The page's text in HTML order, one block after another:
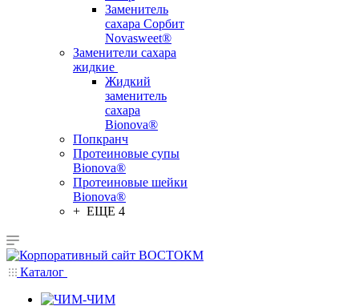
Заменитель
сахара Сорбит
Novasweet®
Заменители сахара
жидкие
Жидкий
заменитель
сахара
Bionova®
Попкранч
Протеиновые супы
Bionova®
Протеиновые шейки
Bionova®
+ ЕЩЕ 4
Каталог